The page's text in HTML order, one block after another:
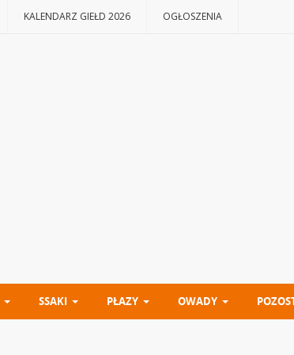
KALENDARZ GIEŁD 2026 OGŁOSZENIA
SSAKI PŁAZY OWADY